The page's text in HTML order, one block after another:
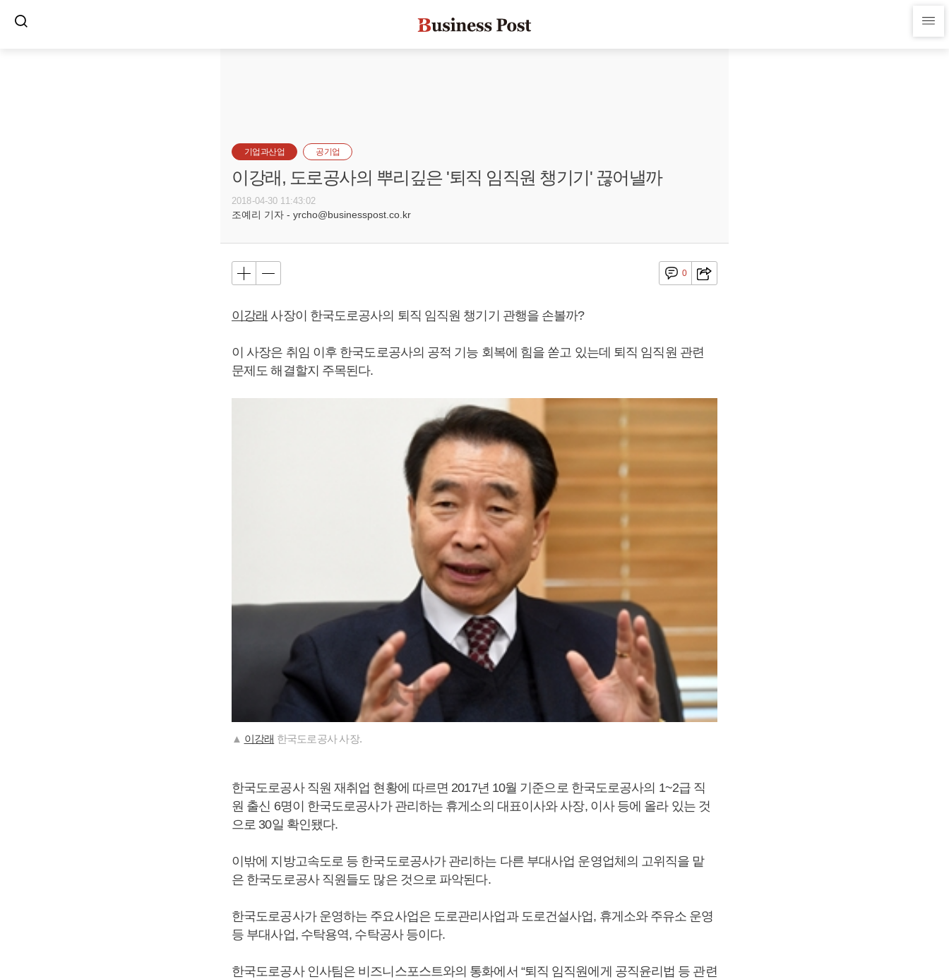
기업과산업 공기업
이강래, 도로공사의 뿌리깊은 '퇴직 임직원 챙기기' 끊어낼까
2018-04-30 11:43:02
조예리 기자 - yrcho@businesspost.co.kr
0
이강래 사장이 한국도로공사의 퇴직 임직원 챙기기 관행을 손볼까?
이 사장은 취임 이후 한국도로공사의 공적 기능 회복에 힘을 쏟고 있는데 퇴직 임직원 관련
문제도 해결할지 주목된다.
▲ 이강래 한국도로공사 사장.
한국도로공사 직원 재취업 현황에 따르면 2017년 10월 기준으로 한국도로공사의 1~2급 직
원 출신 6명이 한국도로공사가 관리하는 휴게소의 대표이사와 사장, 이사 등에 올라 있는 것
으로 30일 확인됐다.
이밖에 지방고속도로 등 한국도로공사가 관리하는 다른 부대사업 운영업체의 고위직을 맡
은 한국도로공사 직원들도 많은 것으로 파악된다.
한국도로공사가 운영하는 주요사업은 도로관리사업과 도로건설사업, 휴게소와 주유소 운영
등 부대사업, 수탁용역, 수탁공사 등이다.
한국도로공사 인사팀은 비즈니스포스트와의 통화에서 “퇴직 임직원에게 공직윤리법 등 관련